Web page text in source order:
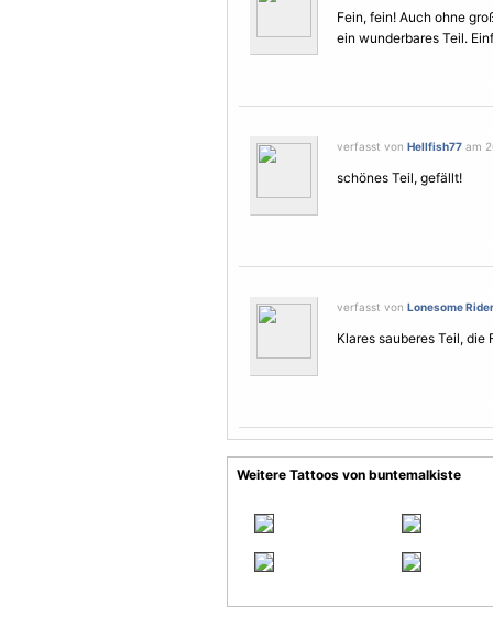
Fein, fein! Auch ohne
ein wunderbares Teil.
verfasst von Hellfish77 am
schönes Teil, gefällt!
verfasst von Lonesome Rider
Klares sauberes Teil, die
Weitere Tattoos von buntemalkiste